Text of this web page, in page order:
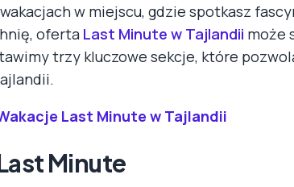
w miejscu, gdzie spotkasz
oferta Last Minute w Tajlandii może
trzy kluczowe sekcje, które
Last Minute w Tajlandii
Minute